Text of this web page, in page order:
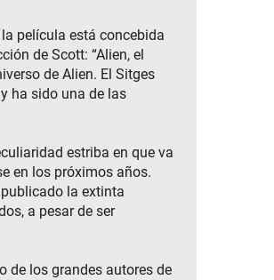
película está concebida
de Scott: “Alien, el
de Alien. El Sitges
ha sido una de las
estriba en que va
en los próximos años.
la extinta
a pesar de ser
de los grandes autores de